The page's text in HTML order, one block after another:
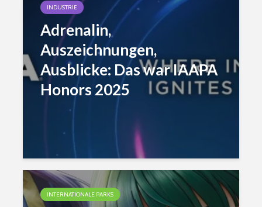
INDUSTRIE
Adrenalin,
Auszeichnungen,
Ausblicke: Das war IAAPA
Honors 2025
INTERNATIONALE PARKS